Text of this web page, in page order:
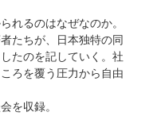
れるのはなぜなのか。
たちが、日本独特の同
たのを記していく。社
ろを覆う圧力から自由
を収録。